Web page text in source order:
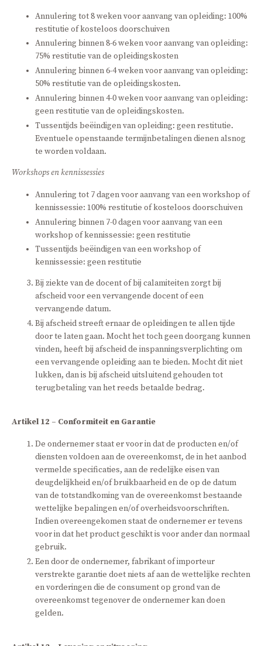
Annulering tot 8 weken voor aanvang van opleiding: 100%
restitutie of kosteloos doorschuiven
Annulering binnen 8-6 weken voor aanvang van opleiding:
75% restitutie van de opleidingskosten
Annulering binnen 6-4 weken voor aanvang van opleiding:
50% restitutie van de opleidingskosten.
Annulering binnen 4-0 weken voor aanvang van opleiding:
geen restitutie van de opleidingskosten.
Tussentijds beëindigen van opleiding: geen restitutie.
Eventuele openstaande termijnbetalingen dienen alsnog
te worden voldaan.
Workshops en kennissessies
Annulering tot 7 dagen voor aanvang van een workshop of
kennissessie: 100% restitutie of kosteloos doorschuiven
Annulering binnen 7-0 dagen voor aanvang van een
workshop of kennissessie: geen restitutie
Tussentijds beëindigen van een workshop of
kennissessie: geen restitutie
Bij ziekte van de docent of bij calamiteiten zorgt bij
afscheid voor een vervangende docent of een
vervangende datum.
Bij afscheid streeft ernaar de opleidingen te allen tijde
door te laten gaan. Mocht het toch geen doorgang kunnen
vinden, heeft bij afscheid de inspanningsverplichting om
een vervangende opleiding aan te bieden. Mocht dit niet
lukken, dan is bij afscheid uitsluitend gehouden tot
terugbetaling van het reeds betaalde bedrag.
Artikel 12 – Conformiteit en Garantie
De ondernemer staat er voor in dat de producten en/of
diensten voldoen aan de overeenkomst, de in het aanbod
vermelde specificaties, aan de redelijke eisen van
deugdelijkheid en/of bruikbaarheid en de op de datum
van de totstandkoming van de overeenkomst bestaande
wettelijke bepalingen en/of overheidsvoorschriften.
Indien overeengekomen staat de ondernemer er tevens
voor in dat het product geschikt is voor ander dan normaal
gebruik.
Een door de ondernemer, fabrikant of importeur
verstrekte garantie doet niets af aan de wettelijke rechten
en vorderingen die de consument op grond van de
overeenkomst tegenover de ondernemer kan doen
gelden.